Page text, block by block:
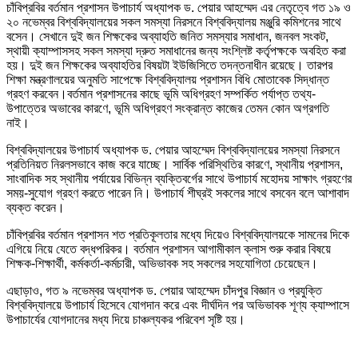
চাঁবিপ্রবির বর্তমান প্রশাসন উপাচার্য অধ্যাপক ড. পেয়ার আহম্মেদ এর নেতৃত্বে গত ১৯ ও
২০ নভেম্বর বিশ্ববিদ্যালয়ের সকল সমস্যা নিরসনে বিশ্ববিদ্যালয় মঞ্জুরি কমিশনের সাথে
বসেন। সেখানে দুই জন শিক্ষকের অব্যাহতি জনিত সমস্যার সমাধান, জনবল সংকট,
স্থায়ী ক্যাম্পাসসহ সকল সমস্যা দ্রুত সমাধানের জন্য সংশ্লিষ্ট কর্তৃপক্ষকে অবহিত করা
হয়। দুই জন শিক্ষকের অব্যাহতির বিষয়টা ইউজিসিতে তদন্তনাধীন রয়েছে। তারপর
শিক্ষা মন্ত্রণালয়ের অনুমতি সাপেক্ষে বিশ্ববিদ্যালয় প্রশাসন বিধি মোতাবেক সিদ্ধান্ত
গ্রহণ করবেন।বর্তমান প্রশাসনের কাছে ভূমি অধিগ্রহণ সম্পর্কিত পর্যাপ্ত তথ্য-
উপাত্তের অভাবের কারণে, ভূমি অধিগ্রহণ সংক্রান্ত কাজের তেমন কোন অগ্রগতি
নাই।
বিশ্ববিদ্যালয়ের উপাচার্য অধ্যাপক ড. পেয়ার আহম্মেদ বিশ্ববিদ্যালয়ের সমস্যা নিরসনে
প্রতিনিয়ত নিরলসভাবে কাজ করে যাচ্ছে। সার্বিক পরিস্থিতির কারণে, স্থানীয় প্রশাসন,
সাংবাদিক সহ স্থানীয় পর্যায়ের বিভিন্ন ব্যক্তিবর্গের সাথে উপাচার্য মহোদয় সাক্ষাৎ গ্রহণের
সময়-সুযোগ গ্রহণ করতে পারেন নি। উপাচার্য শীঘ্রই সকলের সাথে বসবেন বলে আশাবাদ
ব্যক্ত করেন।
চাঁবিপ্রবির বর্তমান প্রশাসন শত প্রতিকূলতার মধ্যে দিয়েও বিশ্ববিদ্যালয়কে সামনের দিকে
এগিয়ে নিয়ে যেতে বদ্ধপরিকর। বর্তমান প্রশাসন আগামীকাল ক্লাস শুরু করার বিষয়ে
শিক্ষক-শিক্ষার্থী, কর্মকর্তা-কর্মচারী, অভিভাবক সহ সকলের সহযোগিতা চেয়েছেন।
এছাড়াও, গত ৯ নভেম্বর অধ্যাপক ড. পেয়ার আহম্মেদ চাঁদপুর বিজ্ঞান ও প্রযুক্তি
বিশ্ববিদ্যালয়ে উপাচার্য হিসেবে যোগদান করে এবং দীর্ঘদিন পর অভিভাবক শূণ্য ক্যাম্পাসে
উপাচার্যের যোগদানের মধ্য দিয়ে চাঞ্চল্যকর পরিবেশ সৃষ্টি হয়।